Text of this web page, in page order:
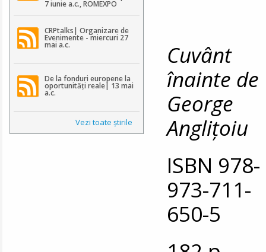
7 iunie a.c., ROMEXPO
CRPtalks| Organizare de
Evenimente - miercuri 27
mai a.c.
De la fonduri europene la
oportunități reale| 13 mai
a.c.
Vezi toate ştirile
Cuvânt
înainte de
George
Anglițoiu
ISBN 978-
973-711-
650-5